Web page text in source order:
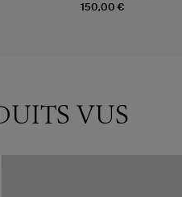
150,00 €
VUS